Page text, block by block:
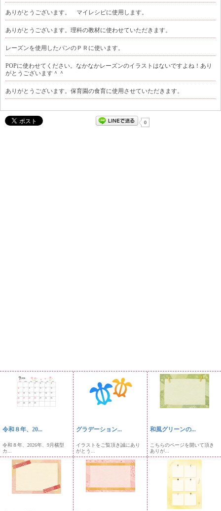
ありがとうございます。 マイレシピに使用します。
ありがとうございます。理科の教材に使わせていただきます。
レーズンを使用したパンのＰＲに使います。
POPに使わせてください。なかなかレーズンのイラストはないですよね！あり
がとうございます＾＾
ありがとうございます。保育園の食育に使用させていただきます。
0
令和８年、20...
令和８年、2026年、9月横型
カ...
グラデーション...
イラストをご覧頂き誠にあり
がとう...
和風グリーンの...
こちらのページを開いて頂き
ありが...